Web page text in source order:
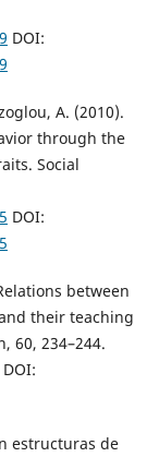
DOI:
A. (2010).
through the
Social
DOI:
between
their teaching
60, 234–244.
DOI:
estructuras de